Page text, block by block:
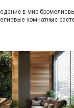
в мир
комнатные